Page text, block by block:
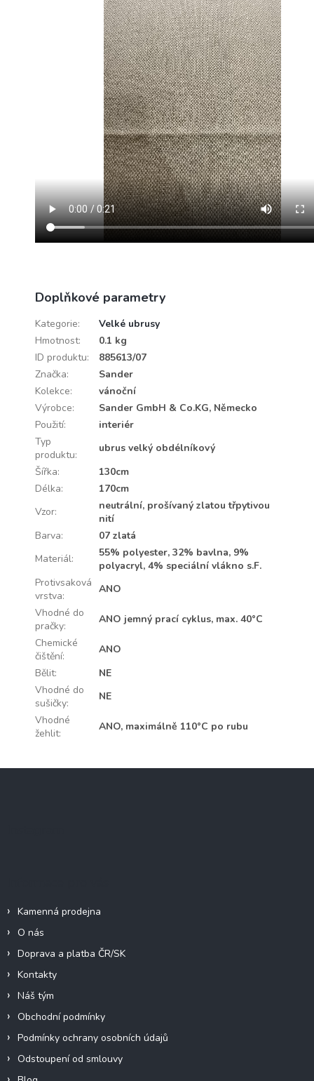
Doplňkové parametry
Kategorie:
Velké ubrusy
Hmotnost:
0.1 kg
ID produktu:
885613/07
Značka:
Sander
Kolekce:
vánoční
Výrobce:
Sander GmbH & Co.KG, Německo
Použití:
interiér
Typ
produktu:
ubrus velký obdélníkový
Šířka:
130cm
Délka:
170cm
Vzor:
neutrální, prošívaný zlatou třpytivou
nití
Barva:
07 zlatá
Materiál:
55% polyester, 32% bavlna, 9%
polyacryl, 4% speciální vlákno s.F.
Protivsaková
vrstva:
ANO
Vhodné do
pračky:
ANO jemný prací cyklus, max. 40°C
Chemické
čištění:
ANO
Bělit:
NE
Vhodné do
sušičky:
NE
Vhodné
žehlit:
ANO, maximálně 110°C po rubu
Z
Kamenná prodejna
O nás
Doprava a platba ČR/SK
Kontakty
Náš tým
Obchodní podmínky
Podmínky ochrany osobních údajů
Odstoupení od smlouvy